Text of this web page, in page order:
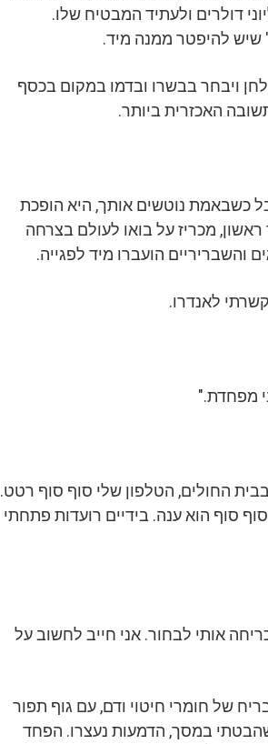
דולרים ולעתיד המבטיח שלו.
שיש להיפטר ממנה מיד.
ויבחר בבשרו ובדמו במקום בכסף
האכזרית ביותר.
כשבאמת נוטשים אותך, היא הופכת
26 שעות. נואה נולד ראשון, מכריז על בואו לעולם בצרחה
והשבריריים הועברו מיד לפגייה.
לאנדרו.
מפחדת."
החולים, הטלפון שלי סוף סוף רטט.
סוף הוא ענה. בידיים רועדות פתחתי
אותי לבחור. אני חייב לחשוב על
של חומרי חיטוי ודם, עם גוף תפור
במסך, הדמעות נעצרו. הפחד